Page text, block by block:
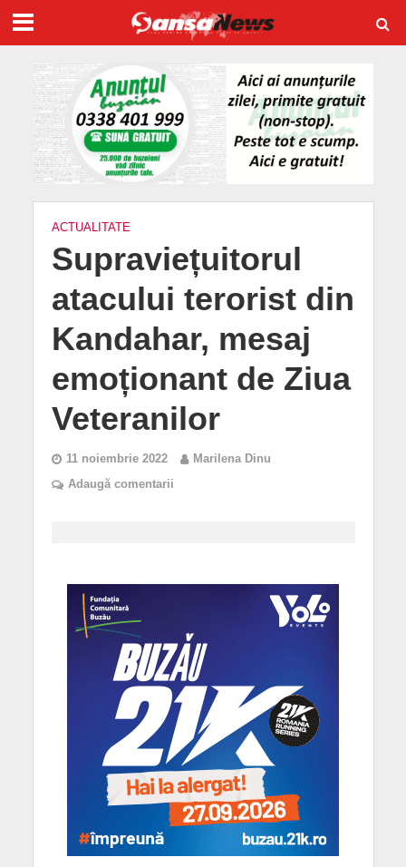
ACTUALITATE
Supraviețuitorul
atacului terorist din
Kandahar, mesaj
emoționant de Ziua
Veteranilor
11 noiembrie 2022
Marilena Dinu
Adaugă comentarii